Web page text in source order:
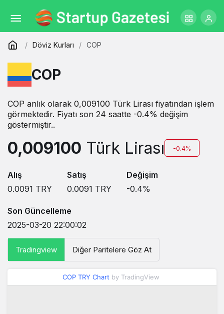
Döviz Kurları COP
COP
COP anlık olarak 0,009100 Türk Lirası fiyatından işlem
görmektedir. Fiyatı son 24 saatte -0.4% değişim
göstermiştir..
0,009100 Türk Lirası -0.4%
Alış
0.0091 TRY
Satış
0.0091 TRY
Değişim
-0.4%
Son Güncelleme
2025-03-20 22:00:02
Tradingview Diğer Paritelere Göz At
COP TRY Chart by TradingView